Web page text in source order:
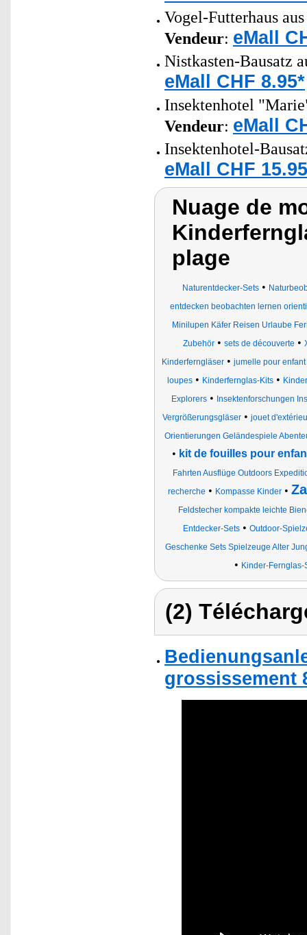
Vogel-Futterhaus
Vendeur: eMall
Nistkasten-Bausatz
eMall CHF 8.95*
Insektenhotel
Vendeur: eMall
Insektenhotel-
eMall CHF
Nuage de
plage
Naturentdecker-Sets•
entdecken beobachten lernen
Minilupen Käfer Reisen Urlaube
Zubehör • sets de découverte •
Kinderferngläser • jumelle pour
loupes• Kinderfernglas-Kits•
Explorers • Insektenforschungen
Vergrößerungsgläser• jouet
Orientierungen Geländespiele
• kit de fouilles pour
Fahrten Ausflüge Outdoors
recherche • Kompasse Kinder •
Feldstecher kompakte leichte
Entdecker-Sets• Outdoor-
Geschenke Sets Spielzeuge Alter
• Kinder-
(2)
grossissement